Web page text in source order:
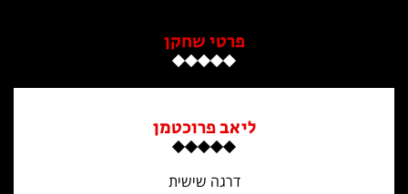
פרטי שחקן
ליאב פרוכטמן
דרגה שישית